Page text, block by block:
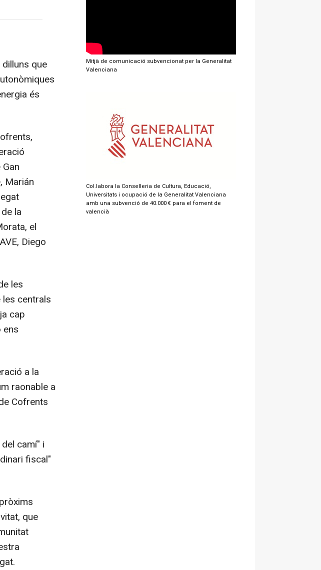
que
és
Marián
la
el
Diego
les
centrals
cap
ens
a la
raonable a
Cofrents
camí" i
fiscal"
que
Mitjà de comunicació subvencionat per la Generalitat
Valenciana
Col.labora la Conselleria de Cultura, Educació,
Universitats i ocupació de la Generalitat Valenciana
amb una subvenció de 40.000 € para el foment de
valencià